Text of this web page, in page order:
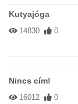
Kutyajóga
14830 0
Nincs cím!
16012 0